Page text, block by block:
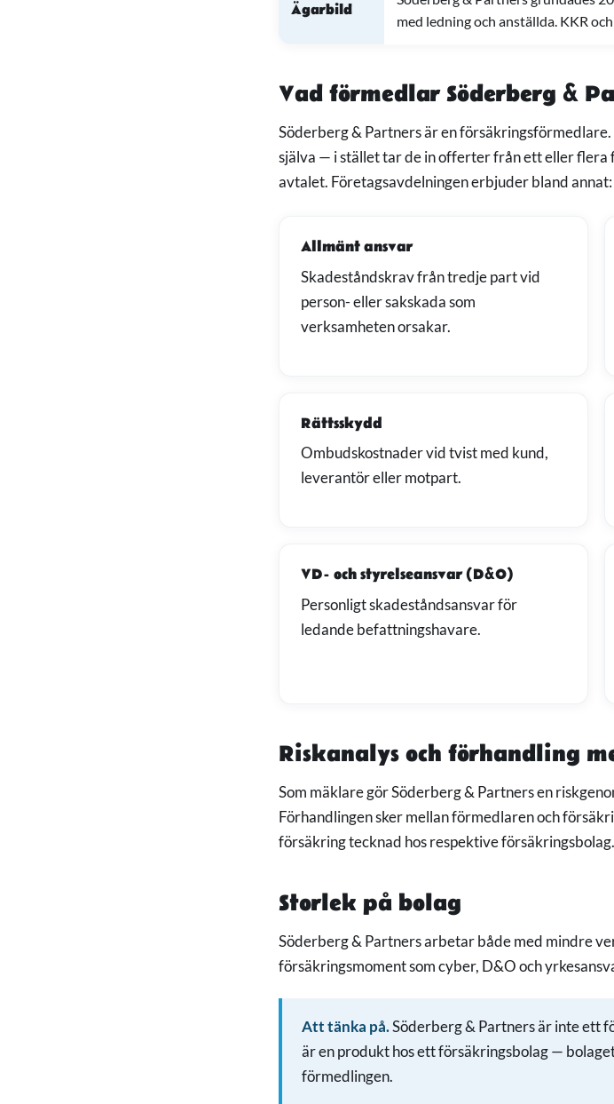
Ägarbild
med ledning och anställda. KKR
Vad förmedlar Söderberg &
Söderberg & Partners är en
själva — i stället tar de in offerter från ett eller
avtalet. Företagsavdelningen erbjuder bland annat:
Allmänt ansvar
Skadeståndskrav från tredje part vid
person- eller sakskada som
verksamheten orsakar.
Rättsskydd
Ombudskostnader vid tvist med kund,
leverantör eller motpart.
VD- och styrelseansvar (D&O)
Personligt skadeståndsansvar för
ledande befattningshavare.
Riskanalys och förhandling
Som mäklare gör Söderberg & Partners en
Förhandlingen sker mellan förmedlaren och
försäkring tecknad hos respektive försäkringsbolag.
Storlek på bolag
Söderberg & Partners arbetar både med mindre
försäkringsmoment som cyber, D&O och
Att tänka på.Söderberg & Partners är inte ett
är en produkt hos ett försäkringsbolag —
förmedlingen.